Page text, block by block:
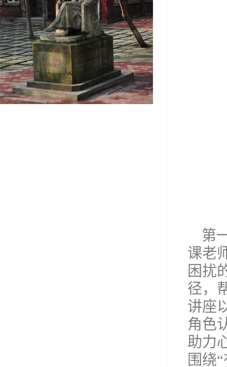
第
课老
困扰
径，
讲座
角色
助力
围绕